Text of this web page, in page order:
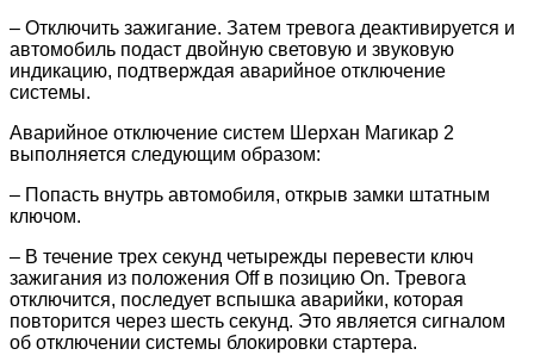
– Отключить зажигание. Затем тревога деактивируется и
автомобиль подаст двойную световую и звуковую
индикацию, подтверждая аварийное отключение
системы.
Аварийное отключение систем Шерхан Магикар 2
выполняется следующим образом:
– Попасть внутрь автомобиля, открыв замки штатным
ключом.
– В течение трех секунд четырежды перевести ключ
зажигания из положения Off в позицию On. Тревога
отключится, последует вспышка аварийки, которая
повторится через шесть секунд. Это является сигналом
об отключении системы блокировки стартера.